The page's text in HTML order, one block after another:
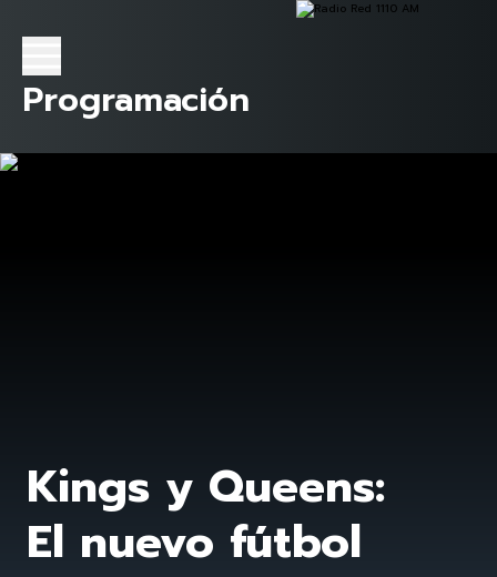
Programación
Kings y Queens:
El nuevo fútbol